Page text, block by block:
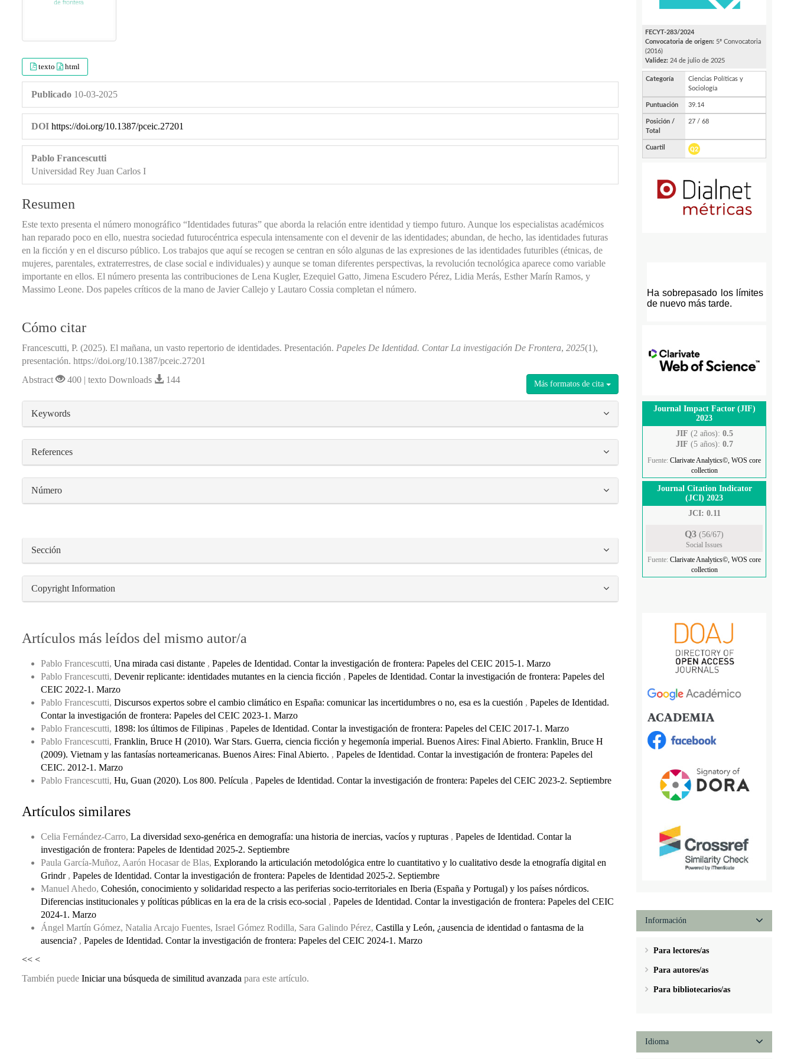
texto html
Publicado 10-03-2025
DOI https://doi.org/10.1387/pceic.27201
Pablo Francescutti
Universidad Rey Juan Carlos I
Resumen
Este texto presenta el número monográfico “Identidades futuras” que aborda la relación entre identidad y tiempo futuro. Aunque los especialistas académicos
han reparado poco en ello, nuestra sociedad futurocéntrica especula intensamente con el devenir de las identidades; abundan, de hecho, las identidades futuras
en la ficción y en el discurso público. Los trabajos que aquí se recogen se centran en sólo algunas de las expresiones de las identidades futuribles (étnicas, de
mujeres, parentales, extraterrestres, de clase social e individuales) y aunque se toman diferentes perspectivas, la revolución tecnológica aparece como variable
importante en ellos. El número presenta las contribuciones de Lena Kugler, Ezequiel Gatto, Jimena Escudero Pérez, Lidia Merás, Esther Marín Ramos, y
Massimo Leone. Dos papeles críticos de la mano de Javier Callejo y Lautaro Cossia completan el número.
Cómo citar
Francescutti, P. (2025). El mañana, un vasto repertorio de identidades. Presentación. Papeles De Identidad. Contar La investigación De Frontera, 2025(1),
presentación. https://doi.org/10.1387/pceic.27201
Más formatos de cita
Abstract 400 | texto Downloads 144
##plugins.themes.bootstrap3.article.details##
Keywords
References
Número
Sección
Copyright Information
Artículos más leídos del mismo autor/a
Pablo Francescutti, Una mirada casi distante , Papeles de Identidad. Contar la investigación de frontera: Papeles del CEIC 2015-1. Marzo
Pablo Francescutti, Devenir replicante: identidades mutantes en la ciencia ficción , Papeles de Identidad. Contar la investigación de frontera: Papeles del
CEIC 2022-1. Marzo
Pablo Francescutti, Discursos expertos sobre el cambio climático en España: comunicar las incertidumbres o no, esa es la cuestión , Papeles de Identidad.
Contar la investigación de frontera: Papeles del CEIC 2023-1. Marzo
Pablo Francescutti, 1898: los últimos de Filipinas , Papeles de Identidad. Contar la investigación de frontera: Papeles del CEIC 2017-1. Marzo
Pablo Francescutti, Franklin, Bruce H (2010). War Stars. Guerra, ciencia ficción y hegemonía imperial. Buenos Aires: Final Abierto. Franklin, Bruce H
(2009). Vietnam y las fantasías norteamericanas. Buenos Aires: Final Abierto. , Papeles de Identidad. Contar la investigación de frontera: Papeles del
CEIC. 2012-1. Marzo
Pablo Francescutti, Hu, Guan (2020). Los 800. Película , Papeles de Identidad. Contar la investigación de frontera: Papeles del CEIC 2023-2. Septiembre
Artículos similares
Celia Fernández-Carro, La diversidad sexo-genérica en demografía: una historia de inercias, vacíos y rupturas , Papeles de Identidad. Contar la
investigación de frontera: Papeles de Identidad 2025-2. Septiembre
Paula García-Muñoz, Aarón Hocasar de Blas, Explorando la articulación metodológica entre lo cuantitativo y lo cualitativo desde la etnografía digital en
Grindr , Papeles de Identidad. Contar la investigación de frontera: Papeles de Identidad 2025-2. Septiembre
Manuel Ahedo, Cohesión, conocimiento y solidaridad respecto a las periferias socio-territoriales en Iberia (España y Portugal) y los países nórdicos.
Diferencias institucionales y políticas públicas en la era de la crisis eco-social , Papeles de Identidad. Contar la investigación de frontera: Papeles del CEIC
2024-1. Marzo
Ángel Martín Gómez, Natalia Arcajo Fuentes, Israel Gómez Rodilla, Sara Galindo Pérez, Castilla y León, ¿ausencia de identidad o fantasma de la
ausencia? , Papeles de Identidad. Contar la investigación de frontera: Papeles del CEIC 2024-1. Marzo
<< <
También puede Iniciar una búsqueda de similitud avanzada para este artículo.
Journal Impact Factor (JIF)
2023
JIF (2 años): 0.5
JIF (5 años): 0.7
Fuente: Clarivate Analytics©, WOS core
collection
Journal Citation Indicator
(JCI) 2023
JCI: 0.11
Q3 (56/67)
Social Issues
Fuente: Clarivate Analytics©, WOS core
collection
Información
Para lectores/as
Para autores/as
Para bibliotecarios/as
Idioma